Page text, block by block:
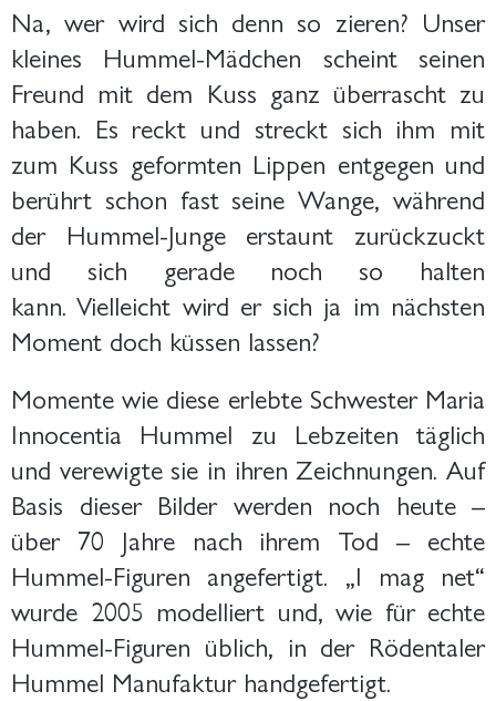
Na, wer wird sich denn so zieren? Unser
kleines Hummel-Mädchen scheint seinen
Freund mit dem Kuss ganz überrascht zu
haben. Es reckt und streckt sich ihm mit
zum Kuss geformten Lippen entgegen und
berührt schon fast seine Wange, während
der Hummel-Junge erstaunt zurückzuckt
und sich gerade noch so halten
kann. Vielleicht wird er sich ja im nächsten
Moment doch küssen lassen?
Momente wie diese erlebte Schwester Maria
Innocentia Hummel zu Lebzeiten täglich
und verewigte sie in ihren Zeichnungen. Auf
Basis dieser Bilder werden noch heute –
über 70 Jahre nach ihrem Tod – echte
Hummel-Figuren angefertigt. „I mag net“
wurde 2005 modelliert und, wie für echte
Hummel-Figuren üblich, in der Rödentaler
Hummel Manufaktur handgefertigt.